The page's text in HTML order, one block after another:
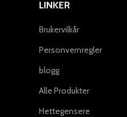
LINKER
Brukervilkår
Personvernregler
blogg
Alle Produkter
Hettegensere